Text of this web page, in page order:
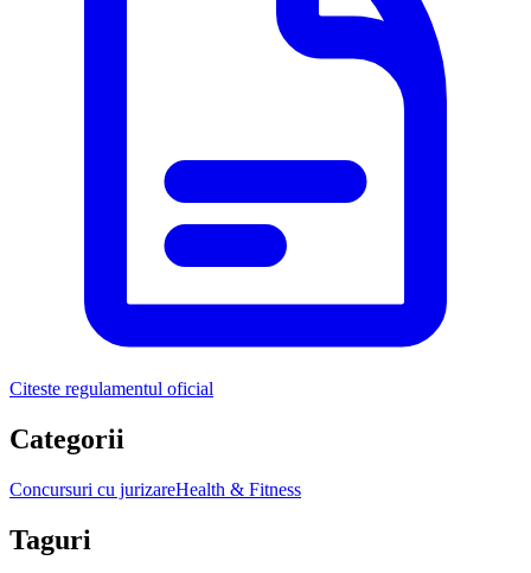
Citeste regulamentul oficial
Categorii
Concursuri cu jurizareHealth & Fitness
Taguri